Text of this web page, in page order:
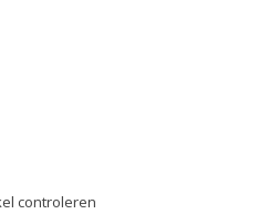
is
controleren